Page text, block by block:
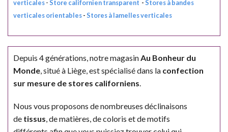
verticales-Store californien transparent -Stores à bandes
verticales orientables-Stores à lamelles verticales
Depuis 4 générations, notre magasinAu Bonheur du
Monde, situé à Liège, est spécialisé dans la confection
sur mesure de stores californiens.
Nous vous proposons de nombreuses déclinaisons
de tissus, de matières, de coloris et de motifs